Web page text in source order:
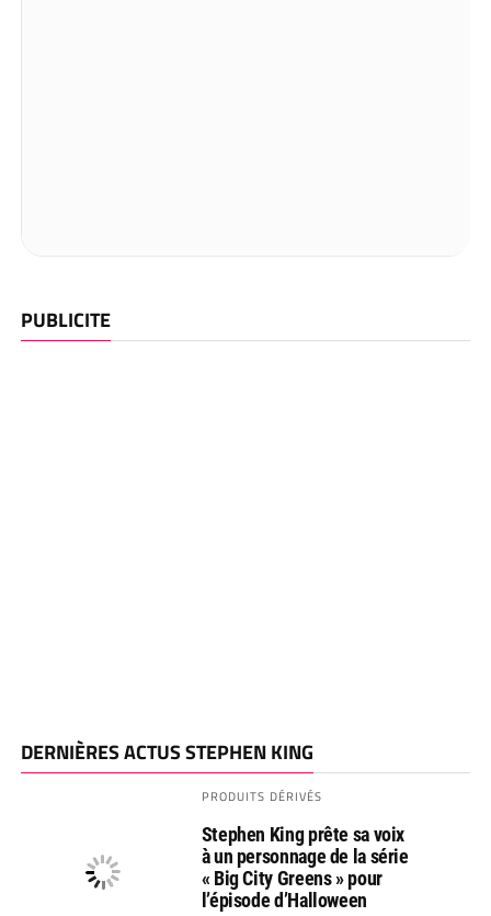
PUBLICITE
DERNIÈRES ACTUS STEPHEN KING
PRODUITS DÉRIVÉS
Stephen King prête sa voix
à un personnage de la série
« Big City Greens » pour
l’épisode d’Halloween